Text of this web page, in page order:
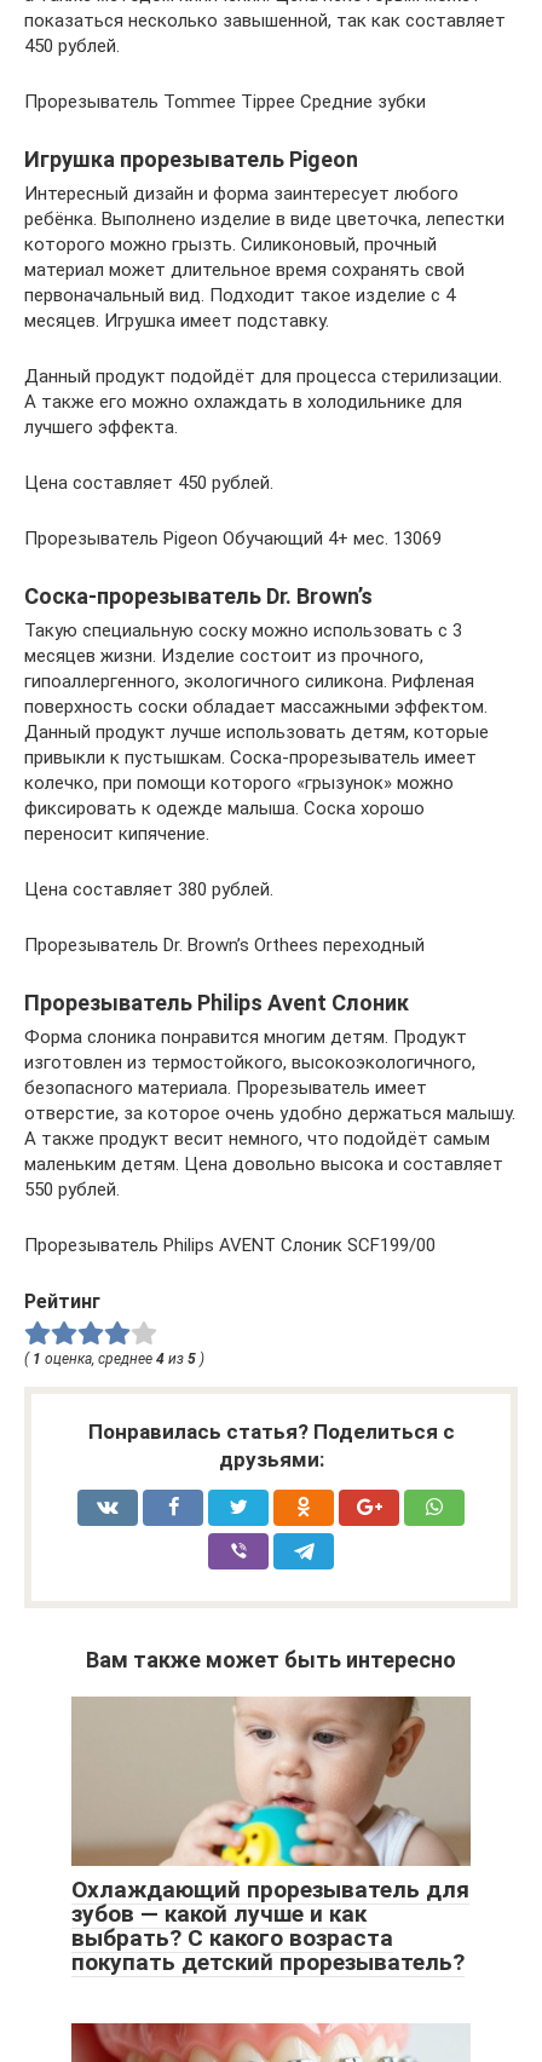
показаться несколько завышенной, так как составляет
450 рублей.
Прорезыватель Tommee Tippee Средние зубки
Игрушка прорезыватель Pigeon
Интересный дизайн и форма заинтересует любого
ребёнка. Выполнено изделие в виде цветочка, лепестки
которого можно грызть. Силиконовый, прочный
материал может длительное время сохранять свой
первоначальный вид. Подходит такое изделие с 4
месяцев. Игрушка имеет подставку.
Данный продукт подойдёт для процесса стерилизации.
А также его можно охлаждать в холодильнике для
лучшего эффекта.
Цена составляет 450 рублей.
Прорезыватель Pigeon Обучающий 4+ мес. 13069
Соска-прорезыватель Dr. Brown’s
Такую специальную соску можно использовать с 3
месяцев жизни. Изделие состоит из прочного,
гипоаллергенного, экологичного силикона. Рифленая
поверхность соски обладает массажными эффектом.
Данный продукт лучше использовать детям, которые
привыкли к пустышкам. Соска-прорезыватель имеет
колечко, при помощи которого «грызунок» можно
фиксировать к одежде малыша. Соска хорошо
переносит кипячение.
Цена составляет 380 рублей.
Прорезыватель Dr. Brown’s Orthees переходный
Прорезыватель Philips Avent Слоник
Форма слоника понравится многим детям. Продукт
изготовлен из термостойкого, высокоэкологичного,
безопасного материала. Прорезыватель имеет
отверстие, за которое очень удобно держаться малышу.
А также продукт весит немного, что подойдёт самым
маленьким детям. Цена довольно высока и составляет
550 рублей.
Прорезыватель Philips AVENT Слоник SCF199/00
Рейтинг
( 1 оценка, среднее 4 из 5 )
Понравилась статья? Поделиться с
друзьями:
Вам также может быть интересно
Охлаждающий прорезыватель для
зубов — какой лучше и как
выбрать? С какого возраста
покупать детский прорезыватель?